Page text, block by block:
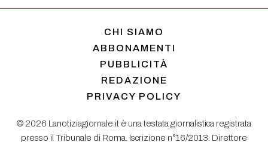
CHI SIAMO
ABBONAMENTI
PUBBLICITÀ
REDAZIONE
PRIVACY POLICY
© 2026 Lanotiziagiornale.it è una testata giornalistica registrata
presso il Tribunale di Roma. Iscrizione n°16/2013. Direttore